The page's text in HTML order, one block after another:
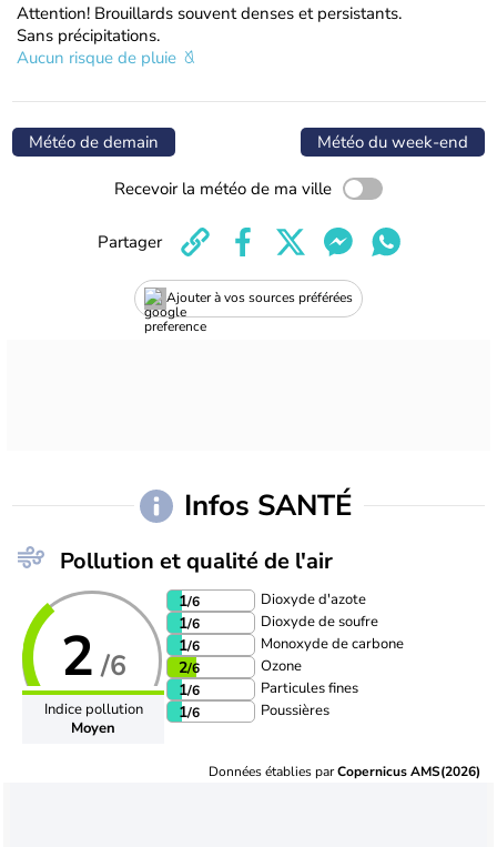
Attention! Brouillards souvent denses et persistants.
Sans précipitations.
Aucun risque de pluie
Météo de demain Météo du week-end
Recevoir la météo de ma ville
Ajouter à vos sources préférées
Partager
Infos SANTÉ
Pollution et qualité de l'air
2 /6
Indice pollution
Moyen
1/6 Dioxyde d'azote
1/6 Dioxyde de soufre
1/6 Monoxyde de carbone
2/6 Ozone
1/6 Particules fines
1/6 Poussières
Données établies parCopernicus AMS(2026)